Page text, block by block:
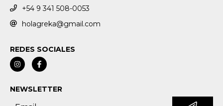
+54 9 341 508-0053
holagreka@gmail.com
REDES SOCIALES
NEWSLETTER